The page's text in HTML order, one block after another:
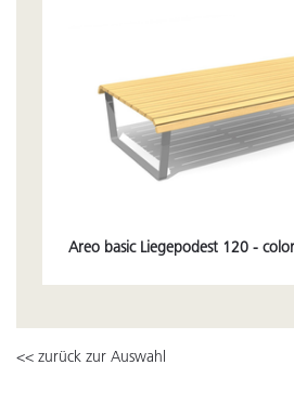
Areo basic Liegepodest 120 - color
<< zurück zur Auswahl